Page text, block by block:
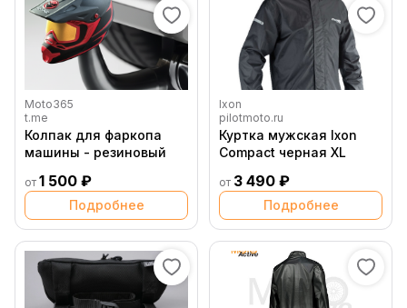
Moto365
t.me
Колпак для фаркопа
машины - резиновый
от 1 500 ₽
Подробнее
Ixon
pilotmoto.ru
Куртка мужская Ixon
Compact черная XL
от 3 490 ₽
Подробнее